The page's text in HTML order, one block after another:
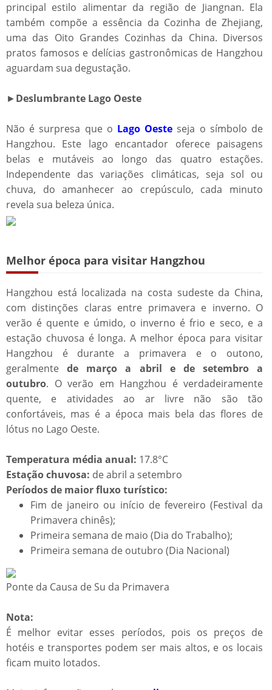
principal estilo alimentar da região de Jiangnan. Ela
também compõe a essência da Cozinha de Zhejiang,
uma das Oito Grandes Cozinhas da China. Diversos
pratos famosos e delícias gastronômicas de Hangzhou
aguardam sua degustação.
►Deslumbrante Lago Oeste
Não é surpresa que o Lago Oeste seja o símbolo de
Hangzhou. Este lago encantador oferece paisagens
belas e mutáveis ao longo das quatro estações.
Independente das variações climáticas, seja sol ou
chuva, do amanhecer ao crepúsculo, cada minuto
revela sua beleza única.
Melhor época para visitar Hangzhou​​
Hangzhou está localizada na costa sudeste da China,
com distinções claras entre primavera e inverno. O
verão é quente e úmido, o inverno é frio e seco, e a
estação chuvosa é longa. A melhor época para visitar
Hangzhou é durante a primavera e o outono,
geralmentede março a abril e de setembro a
outubro. O verão em Hangzhou é verdadeiramente
quente, e atividades ao ar livre não são tão
confortáveis, mas é a época mais bela das flores de
lótus no Lago Oeste.
Temperatura média anual: 17.8°C
Estação chuvosa: de abril a setembro
Períodos de maior fluxo turístico:
Fim de janeiro ou início de fevereiro (Festival da
Primavera chinês);
Primeira semana de maio (Dia do Trabalho);
Primeira semana de outubro (Dia Nacional)
Ponte da Causa de Su da Primavera
Nota:
É melhor evitar esses períodos, pois os preços de
hotéis e transportes podem ser mais altos, e os locais
ficam muito lotados.